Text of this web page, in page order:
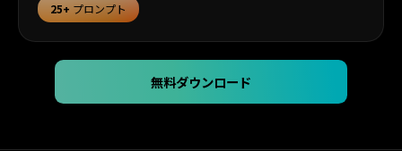
25+ プロンプト
無料ダウンロード